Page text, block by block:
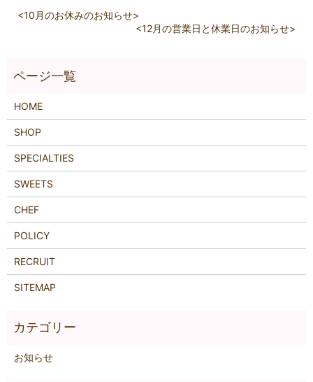
<10月のお休みのお知らせ>
<12月の営業日と休業日のお知らせ>
HOME
SHOP
SPECIALTIES
SWEETS
CHEF
POLICY
RECRUIT
SITEMAP
お知らせ